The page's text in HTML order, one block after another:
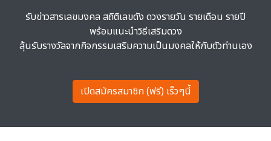
รับข่าวสารเลขมงคล สถิติเลขดัง ดวงรายวัน รายเดือน รายปี
พร้อมแนะนำวิธีเสริมดวง
ลุ้นรับรางวัลจากกิจกรรมเสริมความเป็นมงคลให้กับตัวท่านเอง
เปิดสมัครสมาชิก (ฟรี) เร็วๆนี้